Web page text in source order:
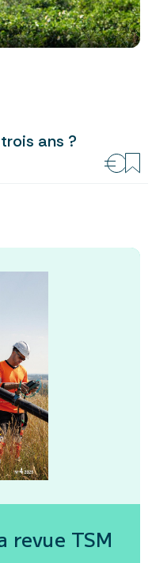
ans ?
revue TSM